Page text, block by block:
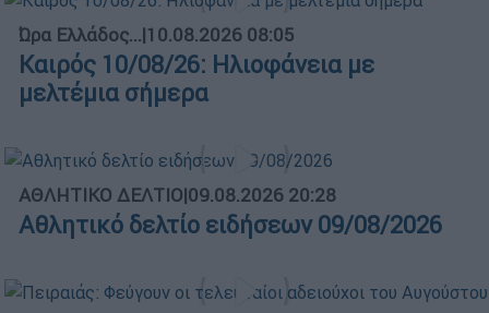
Ώρα Ελλάδος...|10.08.2026 08:05
Καιρός 10/08/26: Ηλιοφάνεια με
μελτέμια σήμερα
ΑΘΛΗΤΙΚΟ ΔΕΛΤΙΟ|09.08.2026 20:28
Αθλητικό δελτίο ειδήσεων 09/08/2026